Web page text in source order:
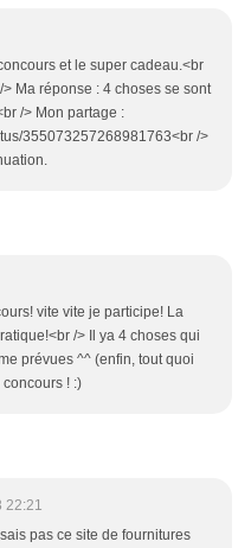
et le super cadeau.<br
Ma réponse : 4 choses se sont
/> Mon partage :
355073257268981763<br />
vite vite je participe! La
/> Il ya 4 choses qui
prévues ^^ (enfin, tout quoi
! :)
22:21
pas ce site de fournitures